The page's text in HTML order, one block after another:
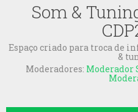
Som &
Espaço criado para troca de
&
Moderadores: Moderador